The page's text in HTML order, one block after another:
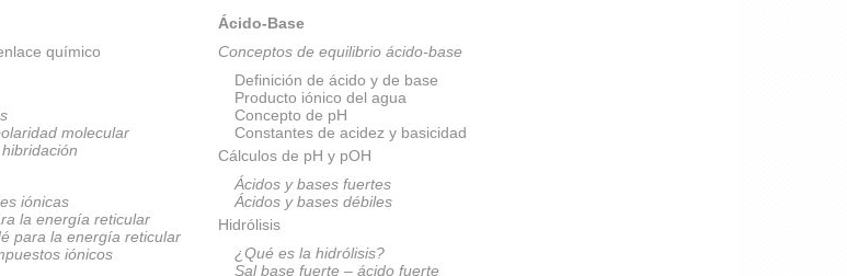
químico
molecular
iónicas
la energía reticular
para la energía reticular
iónicos
Ácido-Base
Conceptos de equilibrio ácido-base
Definición de ácido y de base
Producto iónico del agua
Concepto de pH
Constantes de acidez y basicidad
Cálculos de pH y pOH
Ácidos y bases fuertes
Ácidos y bases débiles
Hidrólisis
¿Qué es la hidrólisis?
Sal base fuerte – ácido fuerte